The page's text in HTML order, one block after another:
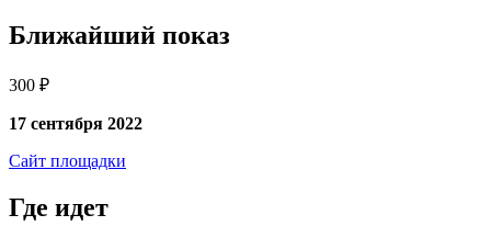
Ближайший показ
300 ₽
17 сентября 2022
Сайт площадки
Где идет